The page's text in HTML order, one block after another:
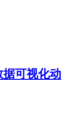
据可视化动